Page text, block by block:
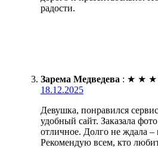
радости.
Зарема Медведева : ★ ★ ★
18.12.2025
Девушка, понравился
удобный сайт. Заказала
отличное. Долго не ждала
Рекомендую всем, кто